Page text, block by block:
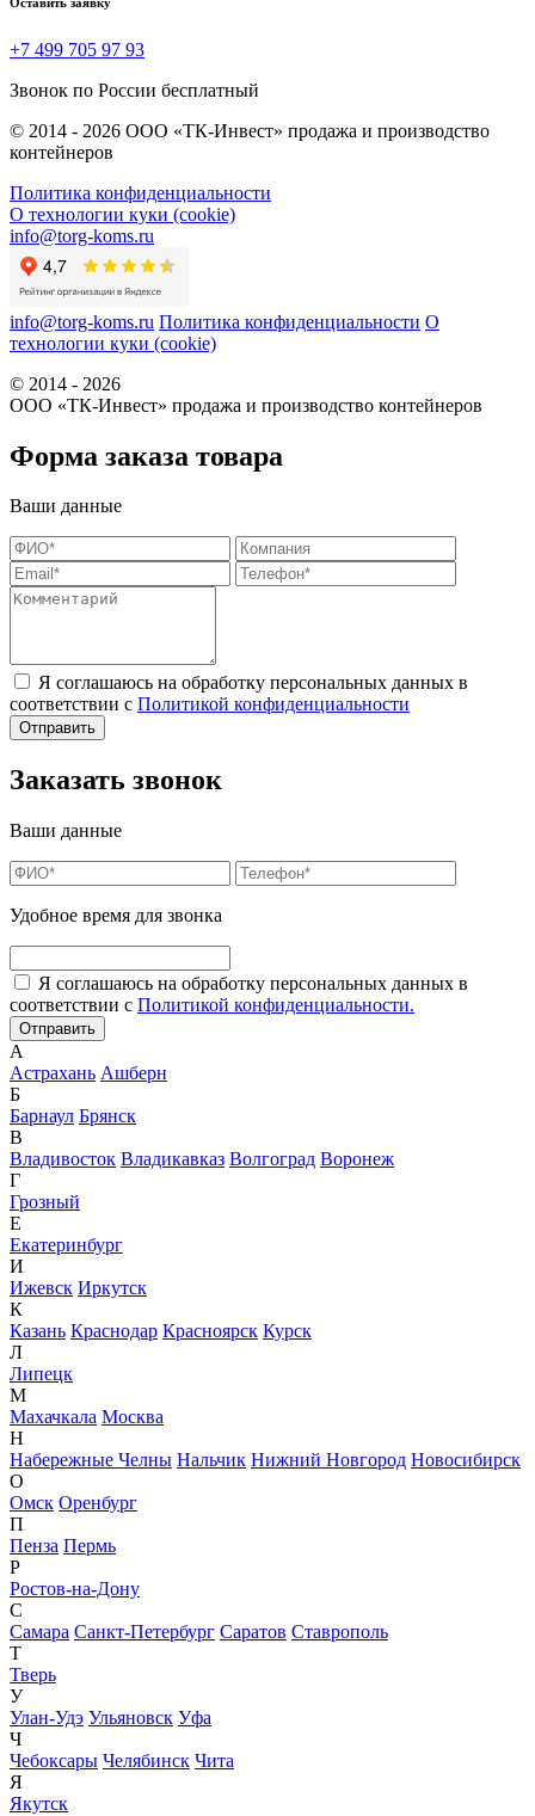
+7 499 705 97 93
Звонок по России бесплатный
© 2014 - 2026 ООО «ТК-Инвест» продажа и производство
контейнеров
Политика конфиденциальности
О технологии куки (cookie)
info@torg-koms.ru
info@torg-koms.ru Политика конфиденциальности О
технологии куки (cookie)
© 2014 - 2026
ООО «ТК-Инвест» продажа и производство контейнеров
Форма заказа товара
Ваши данные
Я соглашаюсь на обработку персональных данных в
соответствии с Политикой конфиденциальности
Заказать звонок
Ваши данные
Удобное время для звонка
Я соглашаюсь на обработку персональных данных в
соответствии с Политикой конфиденциальности.
А
Астрахань Ашберн
Б
Барнаул Брянск
В
Владивосток Владикавказ Волгоград Воронеж
Г
Грозный
Е
Екатеринбург
И
Ижевск Иркутск
К
Казань Краснодар Красноярск Курск
Л
Липецк
М
Махачкала Москва
Н
Набережные Челны Нальчик Нижний Новгород Новосибирск
О
Омск Оренбург
П
Пенза Пермь
Р
Ростов-на-Дону
С
Самара Санкт-Петербург Саратов Ставрополь
Т
Тверь
У
Улан-Удэ Ульяновск Уфа
Ч
Чебоксары Челябинск Чита
Я
Якутск